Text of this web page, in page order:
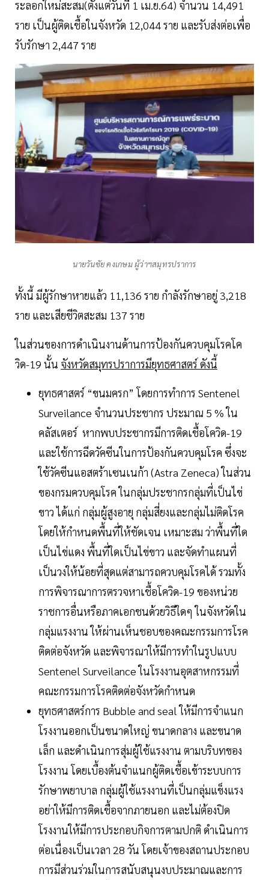
ระลอกใหม่สะสม(ตั้งแต่วันที่ 1 เม.ย.64) จำนวน 14,491
ราย เป็นผู้ติดเชื้อในจังหวัด 12,044 ราย และรับส่งต่อเพื่อ
รับรักษา 2,447 ราย
นายวันชัย คงเกษม ผู้ว่าฯสมุทรปราการ
ทั้งนี้ มีผู้รักษาหายแล้ว 11,136 ราย กำลังรักษาอยู่ 3,218
ราย และเสียชีวิตสะสม 137 ราย
ในส่วนของการดำเนินงานด้านการป้องกันควบคุมโรคโค
วิด-19 นั้น จังหวัดสมุทรปราการมียุทธศาสตร์ ดังนี้
ยุทธศาสตร์ “ขนมครก” โดยการทำการ Sentenel
Surveilance จำนวนประชากร ประมาณ 5 % ใน
คลัสเตอร์ หากพบประชากรมีการติดเชื้อโควิด-19
และใช้การฉีดวัคซีนในการป้องกันควบคุมโรค ซึ่งจะ
ใช้วัคซีนแอสตร้าเซนเนก้า (Astra Zeneca) ในส่วน
ของกรมควบคุมโรค ในกลุ่มประชากรกลุ่มที่เป็นไข่
ขาว ได้แก่ กลุ่มผู้สูงอายุ กลุ่มสี่ยงและกลุ่มไม่ติดโรค
โดยให้กำหนดพื้นที่ให้ชัดเจน เหมาะสม ว่าพื้นที่ใด
เป็นไข่แดง พื้นที่ใดเป็นไข่ขาว และจัดทำแผนที่
เป็นวงให้น้อยที่สุดแต่สามารถควบคุมโรคได้ รวมทั้ง
การพิจารณาการตรวจหาเชื้อโควิด-19 ของหน่วย
ราชการอื่นหรือภาคเอกชนด้วยวิธีใดๆ ในจังหวัดใน
กลุ่มแรงงาน ให้ผ่านเห็นชอบของคณะกรรมการโรค
ติดต่อจังหวัด และพิจารณาให้มีการทำในรูปแบบ
Sentenel Surveilance ในโรงงานอุตสาหกรรมที่
คณะกรรมการโรคติดต่อจังหวัดกำหนด
ยุทธศาสตร์การ Bubble and seal ให้มีการจำแนก
โรงงานออกเป็นขนาดใหญ่ ขนาดกลาง และขนาด
เล็ก และดำเนินการสุ่มผู้ใช้แรงงาน ตามบริบทของ
โรงงาน โดยเบื้องต้นจำแนกผู้ติดเชื้อเข้าระบบการ
รักษาพยาบาล กลุ่มผู้ใช้แรงงานที่เป็นกลุ่มแข็งแรง
อย่าให้มีการติดเชื้อจากภายนอก และไม่ต้องปิด
โรงงานให้มีการประกอบกิจการตามปกติ ดำเนินการ
ต่อเนื่องเป็นเวลา 28 วัน โดยเจ้าของสถานประกอบ
การมีส่วนร่วมในการสนับสนุนงบประมาณและการ